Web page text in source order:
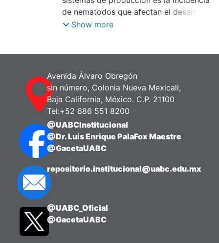
Silvino;Suárez Hernández, Ángel
Manuel
de nematodos que afectan el desarrollo
normal de las plantas y
portainjerto Forticuke F1 y materiales
criollos de Cucurbitáceas en la variedad
de pepino Centenario y Tirano con el
objetivo de evaluar el crecimiento de
condiciones de infestación de
nematodos. El experimento se
estableció en un diseño completamente
al azar con cuatro repeticiones. Las
variables evaluadas fueron: 1)
parámetros de fruto.
Show more
Avenida Álvaro Obregón
sin número, Colonia Nueva Mexicali,
Baja California, México. C.P. 21100
Tel:+52 686 551 8200
@UABCInstitucional
@Dr. Luis Enrique PalaFox Maestre
@GacetaUABC
repositorio.institucional@uabc.edu.mx
@UABC_Oficial
@GacetaUABC